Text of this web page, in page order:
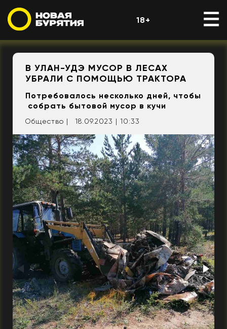
18+
В УЛАН-УДЭ МУСОР В ЛЕСАХ
УБРАЛИ С ПОМОЩЬЮ ТРАКТОРА
Потребовалось несколько дней, чтобы
собрать бытовой мусор в кучи
Общество | 18.09.2023 | 10:33